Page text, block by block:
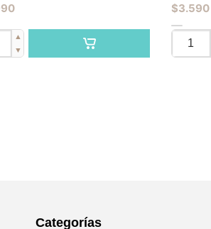
▲
▼
$3.590
Categorías